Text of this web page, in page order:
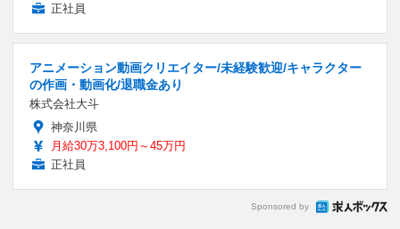
正社員
アニメーション動画クリエイター/未経験歓迎/キャラクター
の作画・動画化/退職金あり
株式会社大斗
神奈川県
月給30万3,100円～45万円
正社員
Sponsored by